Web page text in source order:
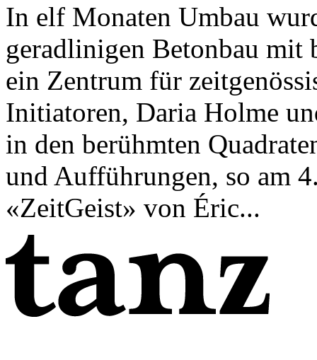
In elf Monaten Umbau
geradlinigen Betonbau mit
ein Zentrum für
Initiatoren, Daria Holme
in den berühmten
und Aufführungen, so am
«ZeitGeist» von Éric...